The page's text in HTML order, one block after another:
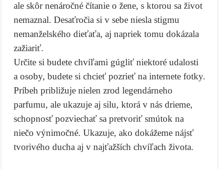
ale skôr nenáročné čítanie o žene, s ktorou sa život
nemaznal. Desaťročia si v sebe niesla stigmu
nemanželského dieťaťa, aj napriek tomu dokázala
zažiariť.
Určite si budete chvíľami gúgliť niektoré udalosti
a osoby, budete si chcieť pozrieť na internete fotky.
Príbeh približuje nielen zrod legendárneho
parfumu, ale ukazuje aj silu, ktorá v nás drieme,
schopnosť pozviechať sa pretvoriť smútok na
niečo výnimočné. Ukazuje, ako dokážeme nájsť
tvorivého ducha aj v najťažších chvíľach života.